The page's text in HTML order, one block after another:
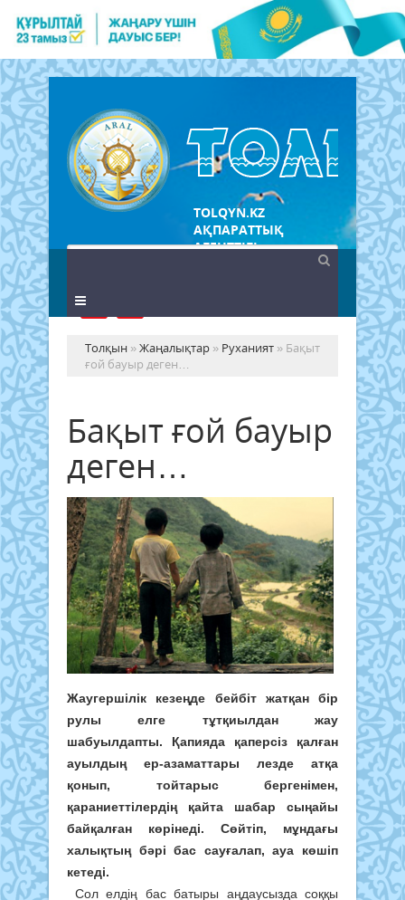
TOLQYN.KZ
АҚПАРАТТЫҚ
АГЕНТТІГІ
Толқын »Жаңалықтар » Руханият » Бақыт
ғой бауыр деген…
Бақыт ғой бауыр
деген…
Жаугершілік кезеңде бейбіт жатқан бір
рулы елге тұтқиылдан жау
шабуылдапты. Қапияда қаперсіз қалған
ауылдың ер-азаматтары лезде атқа
қонып, тойтарыс бергенімен,
қараниеттілердің қайта шабар сыңайы
байқалған көрінеді. Сөйтіп, мұндағы
халықтың бәрі бас сауғалап, ауа көшіп
кетеді.
Сол елдің бас батыры аңдаусызда соққы